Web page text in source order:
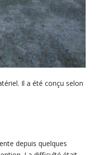
Il a été conçu selon
depuis quelques